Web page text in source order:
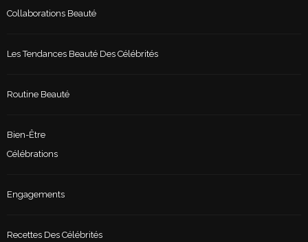
Collaborations Beauté
Les Tendances Beauté Des Célébrités
Routine Beauté
Bien-Être
Célébrations
Engagements
Recettes Des Célébrités